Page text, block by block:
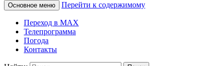
КАМЧАТСКОЕ
ИНФОРМАЦИОННОЕ
АГЕНТСТВО (КИА
Основное меню Перейти к содержимому
Переход в MAX
Телепрограмма
Погода
Контакты